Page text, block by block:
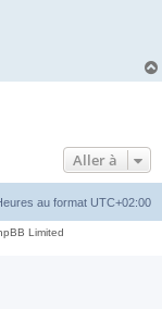
Aller à
au format UTC+02:00
Limited